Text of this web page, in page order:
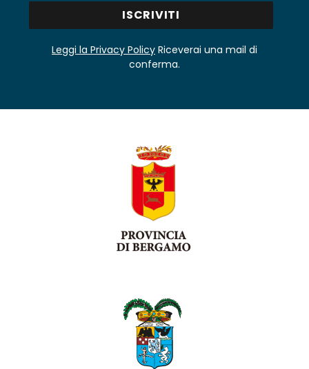
Leggi la Privacy Policy Riceverai una mail di
conferma.